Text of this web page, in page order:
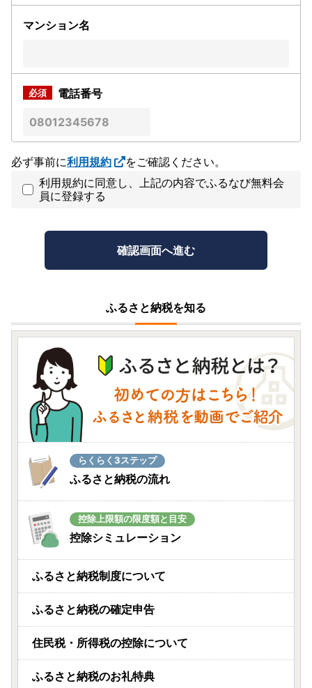
マンション名
電話番号
必ず事前に利用規約
をご確認ください。
利用規約に同意し、上記の内容でふるなび無料会
員に登録する
ふるさと納税を知る
らくらく3ステップ
ふるさと納税の流れ
控除上限額の限度額と目安
控除シミュレーション
ふるさと納税制度について
ふるさと納税の確定申告
住民税・所得税の控除について
ふるさと納税のお礼特典